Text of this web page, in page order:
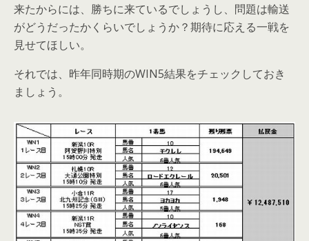
来たからには、勝ちに来ているでしょうし、問題は輸送
がどうだったかくらいでしょうか？期待に応える一戦を
見せてほしい。
それでは、昨年同時期のWIN5結果をチェックしておき
ましょう。